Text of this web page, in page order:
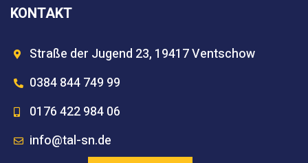
KONTAKT
Straße der Jugend 23, 19417 Ventschow
0384 844 749 99
0176 422 984 06
info@tal-sn.de